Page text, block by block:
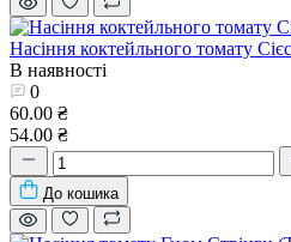
Насіння коктейльного томату
В наявності
0
60.00 ₴
54.00 ₴
До кошика